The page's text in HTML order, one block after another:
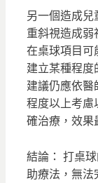
另一個造成
重斜視造成
在桌球項目可
建立某種程度
建議仍應依
程度以上考慮
確治療，效果
結論： 打桌
助療法，無法